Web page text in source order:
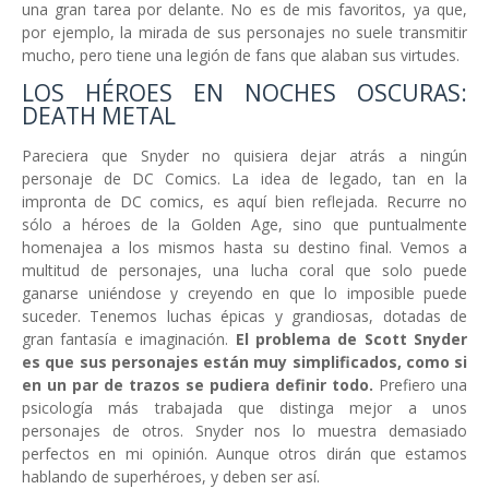
una gran tarea por delante. No es de mis favoritos, ya que,
por ejemplo, la mirada de sus personajes no suele transmitir
mucho, pero tiene una legión de fans que alaban sus virtudes.
LOS HÉROES EN NOCHES OSCURAS:
DEATH METAL
Pareciera que Snyder no quisiera dejar atrás a ningún
personaje de DC Comics. La idea de legado, tan en la
impronta de DC comics, es aquí bien reflejada. Recurre no
sólo a héroes de la Golden Age, sino que puntualmente
homenajea a los mismos hasta su destino final. Vemos a
multitud de personajes, una lucha coral que solo puede
ganarse uniéndose y creyendo en que lo imposible puede
suceder. Tenemos luchas épicas y grandiosas, dotadas de
gran fantasía e imaginación. El problema de Scott Snyder
es que sus personajes están muy simplificados, como si
en un par de trazos se pudiera definir todo. Prefiero una
psicología más trabajada que distinga mejor a unos
personajes de otros. Snyder nos lo muestra demasiado
perfectos en mi opinión. Aunque otros dirán que estamos
hablando de superhéroes, y deben ser así.